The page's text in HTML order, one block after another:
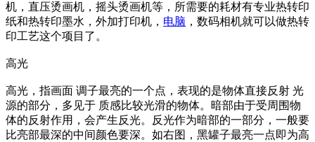
机，直压烫画机，摇头烫画机等，所需要的耗材有专业热转印
纸和热转印墨水，外加打印机， 电脑 ，数码相机就可以做热转
印工艺这个项目了。
高光
高光，指画面 调子最亮的一个点，表现的是物体直接反射 光
源的部分，多见于 质感比较光滑的物体。暗部由于受周围物
体的反射作用，会产生反光。反光作为暗部的一部分，一般要
比亮部最深的中间颜色要深。如右图，黑罐子最亮一点即为高